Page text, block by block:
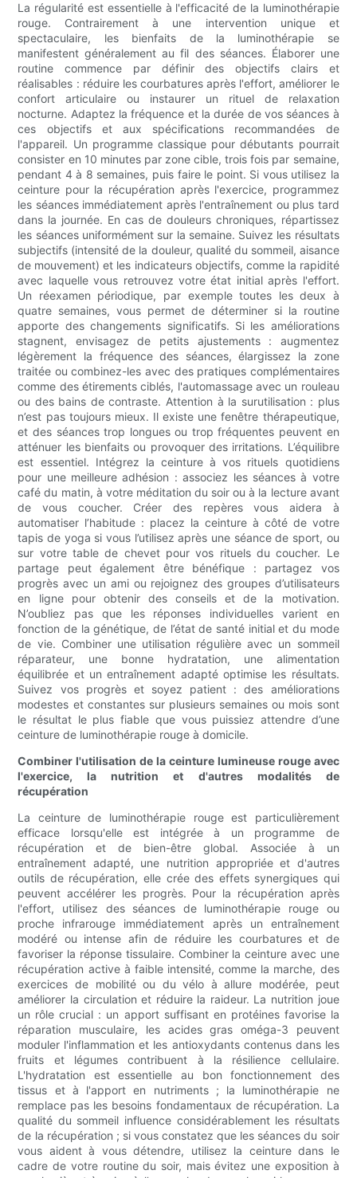
La régularité est essentielle à l'efficacité de la luminothérapie
rouge. Contrairement à une intervention unique et
spectaculaire, les bienfaits de la luminothérapie se
manifestent généralement au fil des séances. Élaborer une
routine commence par définir des objectifs clairs et
réalisables : réduire les courbatures après l'effort, améliorer le
confort articulaire ou instaurer un rituel de relaxation
nocturne. Adaptez la fréquence et la durée de vos séances à
ces objectifs et aux spécifications recommandées de
l'appareil. Un programme classique pour débutants pourrait
consister en 10 minutes par zone cible, trois fois par semaine,
pendant 4 à 8 semaines, puis faire le point. Si vous utilisez la
ceinture pour la récupération après l'exercice, programmez
les séances immédiatement après l'entraînement ou plus tard
dans la journée. En cas de douleurs chroniques, répartissez
les séances uniformément sur la semaine. Suivez les résultats
subjectifs (intensité de la douleur, qualité du sommeil, aisance
de mouvement) et les indicateurs objectifs, comme la rapidité
avec laquelle vous retrouvez votre état initial après l'effort.
Un réexamen périodique, par exemple toutes les deux à
quatre semaines, vous permet de déterminer si la routine
apporte des changements significatifs. Si les améliorations
stagnent, envisagez de petits ajustements : augmentez
légèrement la fréquence des séances, élargissez la zone
traitée ou combinez-les avec des pratiques complémentaires
comme des étirements ciblés, l'automassage avec un rouleau
ou des bains de contraste. Attention à la surutilisation : plus
n’est pas toujours mieux. Il existe une fenêtre thérapeutique,
et des séances trop longues ou trop fréquentes peuvent en
atténuer les bienfaits ou provoquer des irritations. L’équilibre
est essentiel. Intégrez la ceinture à vos rituels quotidiens
pour une meilleure adhésion : associez les séances à votre
café du matin, à votre méditation du soir ou à la lecture avant
de vous coucher. Créer des repères vous aidera à
automatiser l’habitude : placez la ceinture à côté de votre
tapis de yoga si vous l’utilisez après une séance de sport, ou
sur votre table de chevet pour vos rituels du coucher. Le
partage peut également être bénéfique : partagez vos
progrès avec un ami ou rejoignez des groupes d’utilisateurs
en ligne pour obtenir des conseils et de la motivation.
N’oubliez pas que les réponses individuelles varient en
fonction de la génétique, de l’état de santé initial et du mode
de vie. Combiner une utilisation régulière avec un sommeil
réparateur, une bonne hydratation, une alimentation
équilibrée et un entraînement adapté optimise les résultats.
Suivez vos progrès et soyez patient : des améliorations
modestes et constantes sur plusieurs semaines ou mois sont
le résultat le plus fiable que vous puissiez attendre d’une
ceinture de luminothérapie rouge à domicile.
Combiner l'utilisation de la ceinture lumineuse rouge avec
l'exercice, la nutrition et d'autres modalités de
récupération
La ceinture de luminothérapie rouge est particulièrement
efficace lorsqu'elle est intégrée à un programme de
récupération et de bien-être global. Associée à un
entraînement adapté, une nutrition appropriée et d'autres
outils de récupération, elle crée des effets synergiques qui
peuvent accélérer les progrès. Pour la récupération après
l'effort, utilisez des séances de luminothérapie rouge ou
proche infrarouge immédiatement après un entraînement
modéré ou intense afin de réduire les courbatures et de
favoriser la réponse tissulaire. Combiner la ceinture avec une
récupération active à faible intensité, comme la marche, des
exercices de mobilité ou du vélo à allure modérée, peut
améliorer la circulation et réduire la raideur. La nutrition joue
un rôle crucial : un apport suffisant en protéines favorise la
réparation musculaire, les acides gras oméga-3 peuvent
moduler l'inflammation et les antioxydants contenus dans les
fruits et légumes contribuent à la résilience cellulaire.
L'hydratation est essentielle au bon fonctionnement des
tissus et à l'apport en nutriments ; la luminothérapie ne
remplace pas les besoins fondamentaux de récupération. La
qualité du sommeil influence considérablement les résultats
de la récupération ; si vous constatez que les séances du soir
vous aident à vous détendre, utilisez la ceinture dans le
cadre de votre routine du soir, mais évitez une exposition à